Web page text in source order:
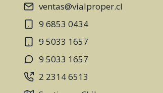
ventas@vialproper.cl
9 6853 0434
9 5033 1657
9 5033 1657
2 2314 6513